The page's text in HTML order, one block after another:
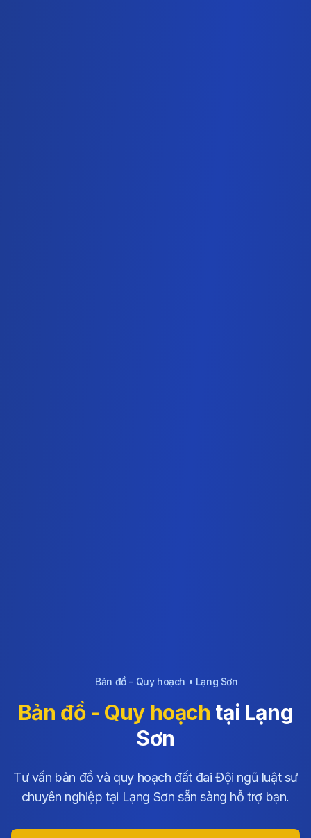
Bản đồ - Quy hoạch • Lạng Sơn
Bản đồ - Quy hoạch tại Lạng
Sơn
Tư vấn bản đồ và quy hoạch đất đai Đội ngũ luật sư
chuyên nghiệp tại Lạng Sơn sẵn sàng hỗ trợ bạn.